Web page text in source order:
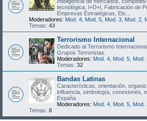
tecnológica, I+D+I, Fabricación de
Empresas Estratégicas, Etc...
Moderadores: Mod. 4 Mod. 5 Mod. 3 Mod. 2
Temas: 43
Terrorismo Internacional
Dedicado al Terrorismo
Grupos Terroristas.
Moderadores: Mod. 4 Mod. 5 Mod.
Temas: 32
Bandas Latinas
Características, orientación,
influencia, simbología, conexiones,
España.
Moderadores: Mod. 4 Mod. 5 Mod.
Temas: 8